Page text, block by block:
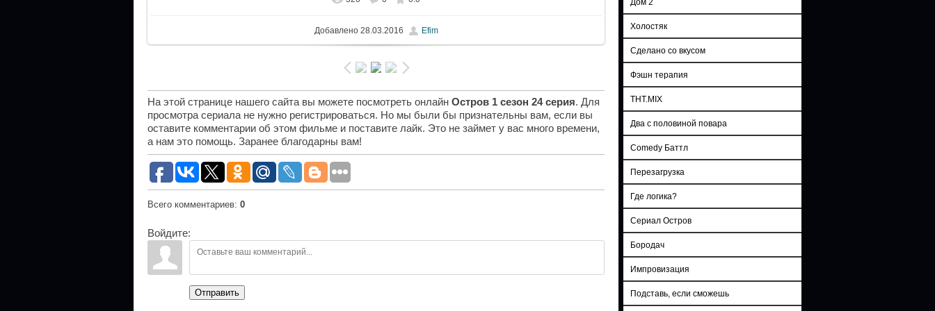
Добавлено28.03.2016 Efim
На этой странице нашего сайта вы можете посмотреть онлайн Остров 1 сезон 24 серия. Для
просмотра сериала не нужно регистрироваться. Но мы были бы признательны вам, если вы
оставите комментарии об этом фильме и поставите лайк. Это не займет у вас много времени,
а нам это помощь. Заранее благодарны вам!
Всего комментариев: 0
Войдите:
Отправить
Холостяк
Сделано со вкусом
Фэшн терапия
ТНТ.MIX
Два с половиной повара
Comedy Баттл
Перезагрузка
Где логика?
Сериал Остров
Бородач
Импровизация
Подставь, если сможешь